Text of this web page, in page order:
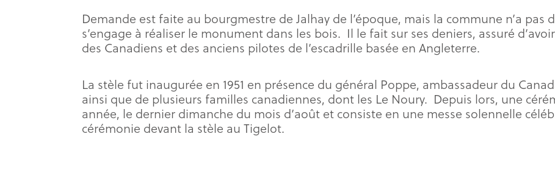
Demande est faite au bourgmestre de Jalhay de l’époque, mais la commune n’a pas
s’engage à réaliser le monument dans les bois. Il le fait sur ses deniers, assuré
des Canadiens et des anciens pilotes de l’escadrille basée en Angleterre.
La stèle fut inaugurée en 1951 en présence du général Poppe, ambassadeur du
ainsi que de plusieurs familles canadiennes, dont les Le Noury. Depuis lors, une
année, le dernier dimanche du mois d’août et consiste en une messe solennelle
cérémonie devant la stèle au Tigelot.